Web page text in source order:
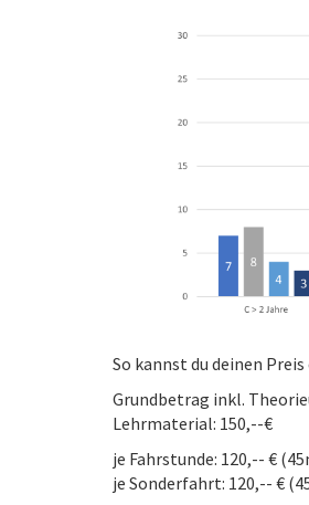
So kannst du deinen
Grundbetrag inkl.
Lehrmaterial: 150,--€
je Fahrstunde: 120,-- €
je Sonderfahrt: 120,-- €